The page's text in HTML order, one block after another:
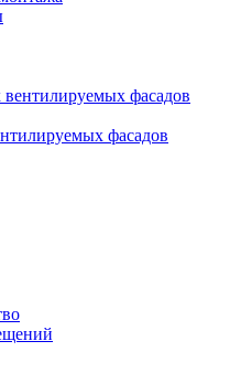
фасадов
фасадов